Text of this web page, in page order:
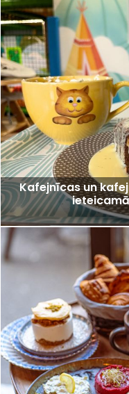
Kafejnīcas un